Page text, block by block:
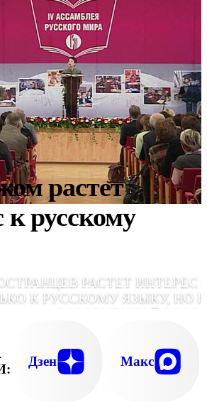
растет
к русскому
РАСТЕТ ИНТЕРЕС
К РУССКОМУ ЯЗЫКУ, НО
СОВРЕМЕННОЙ
Дзен Макс